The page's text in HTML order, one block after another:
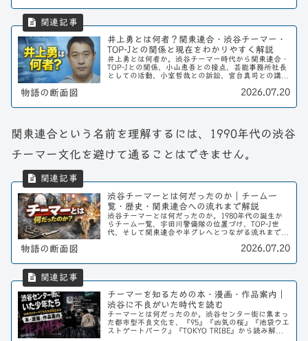
井上勇とは何者？関東連合・渋谷チーマー・
TOP-Jとの関係と現在をわかりやすく解説
井上勇とは何者か。渋谷チーマー時代から関東連合・
TOP-Jとの関係、小山恵吾との接点、芸能事務所社長
としての活動、小室哲哉との訴訟、宮台真司との講
物語の断面図 2026.07.20
関東連合という名前を理解するには、1990年代の渋谷
チーマー文化を避けて通ることはできません。
渋谷チーマーとは何だったのか｜チーム一
覧・歴史・関東連合への流れまで解説
渋谷チーマーとは何だったのか。1980年代の誕生か
らチーム一覧、宇田川警備隊の位置づけ、TOP-J世
代、そして関東連合や半グレへとつながる流れまでを
物語の断面図 2026.07.20
チーマーを知るための本・漫画・作品案内｜
渋谷に不良がいた時代を読む
チーマーとは何だったのか。渋谷センター街に集まっ
た都市型不良文化を、『95』『凶気の桜』『池袋ウエ
ストゲートパーク』『TOKYO TRIBE』から読み解く